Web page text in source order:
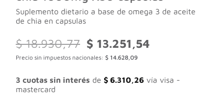
Suplemento dietario a base de omega 3 de aceite
de chia en capsulas
$18.930,77 El
precio
original
$ 18.930,77.
$ 13.251,54
$ 13.251,54.
Precio sin impuestos nacionales: $ 14.628,09
3 cuotas sin interés de $ 6.310,26 vía visa -
mastercard